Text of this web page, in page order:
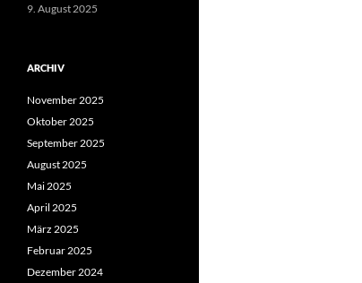
9. August 2025
ARCHIV
November 2025
Oktober 2025
September 2025
August 2025
Mai 2025
April 2025
März 2025
Februar 2025
Dezember 2024